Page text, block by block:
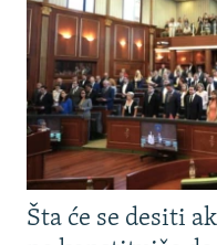
Šta će se desiti